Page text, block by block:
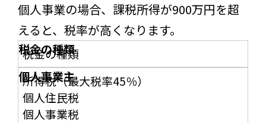
個人事業の場合、課税所得が900万円を超
えると、税率が高くなります。
税金の種類
所得税（最大税率45％）
個人住民税
個人事業税